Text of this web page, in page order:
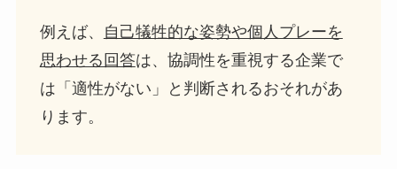
例えば、
自己犠牲的な姿勢や個人プレーを
思わせる回答は、協調性を重視する企業で
は「適性がない」と判断されるおそれがあ
ります。